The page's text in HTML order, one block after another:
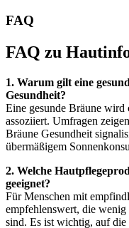
FAQ
FAQ zu
1. Warum gilt eine
Gesundheit?
Eine gesunde Bräune
assoziiert. Umfragen
Bräune Gesundheit
übermäßigem
2. Welche
geeignet?
Für Menschen mit
empfehlenswert, die
sind. Es ist wichtig, auf die